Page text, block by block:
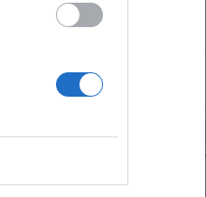
A gennaio ipotesi scambio